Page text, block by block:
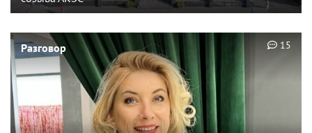
Разговор 15